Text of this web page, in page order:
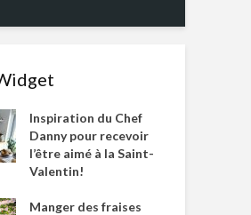
Inspiration du Chef
Danny pour recevoir
l’être aimé à la Saint-
Valentin!
Manger des fraises